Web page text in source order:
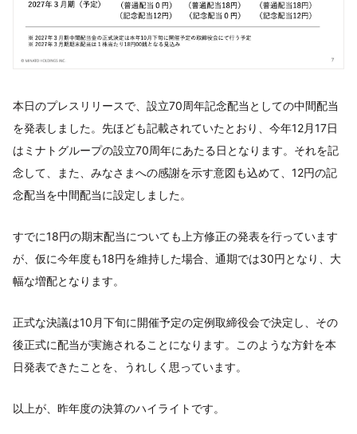
本日のプレスリリースで、設立70周年記念配当としての中間配当
を発表しました。先ほども記載されていたとおり、今年12月17日
はミナトグループの設立70周年にあたる日となります。それを記
念して、また、みなさまへの感謝を示す意図も込めて、12円の記
念配当を中間配当に設定しました。
すでに18円の期末配当についても上方修正の発表を行っています
が、仮に今年度も18円を維持した場合、通期では30円となり、大
幅な増配となります。
正式な決議は10月下旬に開催予定の定例取締役会で決定し、その
後正式に配当が実施されることになります。このような方針を本
日発表できたことを、うれしく思っています。
以上が、昨年度の決算のハイライトです。